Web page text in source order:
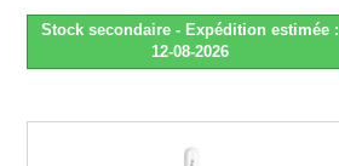
Stock secondaire - Expédition estimée :
12-08-2026